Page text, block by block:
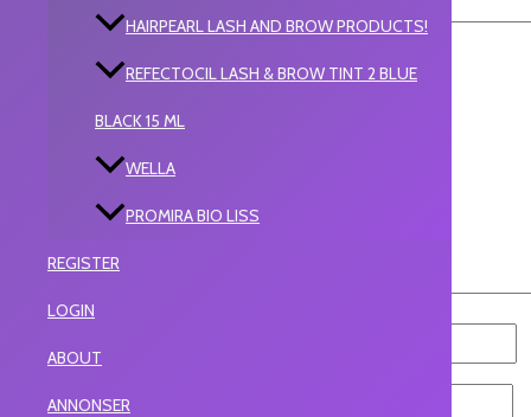
HAIRPEARL LASH AND BROW PRODUCTS!
REFECTOCIL LASH & BROW TINT 2 BLUE
BLACK 15 ML
WELLA
PROMIRA BIO LISS
REGISTER
LOGIN
ABOUT
ANNONSER